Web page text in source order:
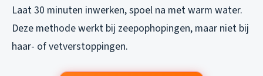
Laat 30 minuten inwerken, spoel na met warm water.
Deze methode werkt bij zeepophopingen, maar niet bij
haar- of vetverstoppingen.